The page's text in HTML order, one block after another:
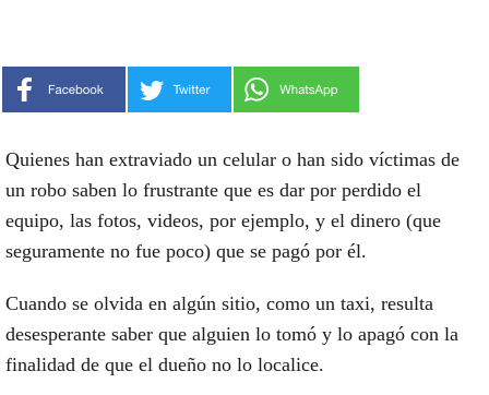
Quienes han extraviado un celular o han sido víctimas de
un robo saben lo frustrante que es dar por perdido el
equipo, las fotos, videos, por ejemplo, y el dinero (que
seguramente no fue poco) que se pagó por él.
Cuando se olvida en algún sitio, como un taxi, resulta
desesperante saber que alguien lo tomó y lo apagó con la
finalidad de que el dueño no lo localice.